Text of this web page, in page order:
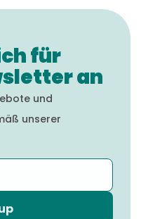
für
an
und
unserer